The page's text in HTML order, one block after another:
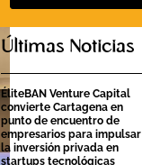
Últimas Noticias
ÉliteBAN Venture Capital
convierte Cartagena en
punto de encuentro de
empresarios para impulsar
la inversión privada en
startups tecnológicas